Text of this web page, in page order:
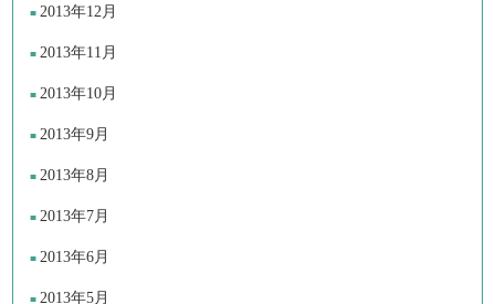
2013年12月
2013年11月
2013年10月
2013年9月
2013年8月
2013年7月
2013年6月
2013年5月